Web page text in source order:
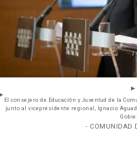
El consejero de Educación y Juventud de la
junto al vicepresidente regional, Ignacio
- COMUNIDAD